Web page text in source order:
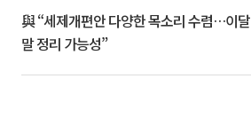
與 “세제개편안 다양한 목소리 수렴…이달
말 정리 가능성”